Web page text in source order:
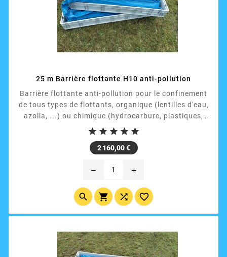
25 m Barrière flottante H10 anti-pollution
Barrière flottante anti-pollution pour le confinement
de tous types de flottants, organique (lentilles d'eau,
azolla, ...) ou chimique (hydrocarbure, plastiques,
...). Constitué d'un boudin flottant, d'une chaine inox
hydrocarbures. Léger et facilement manipulable a
immergé. (Bac en option).
    
2 160,00 € Prix
remove add
   